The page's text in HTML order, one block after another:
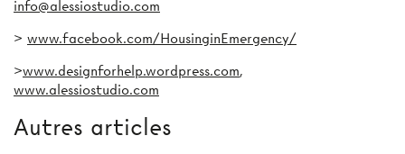
info@alessiostudio.com
> www.facebook.com/HousinginEmergency/
>www.designforhelp.wordpress.com,
www.alessiostudio.com
Autres articles